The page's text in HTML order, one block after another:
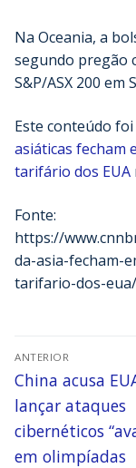
Na Oceania, a
segundo pregão
S&P/ASX 200 em
Este conteúdo
asiáticas fecham
tarifário dos EUA
Fonte:
https://
da-asia-fecham-
tarifario-dos-eua/
ANTERIOR
China acusa
lançar ataques
cibernéticos
em olimpíadas